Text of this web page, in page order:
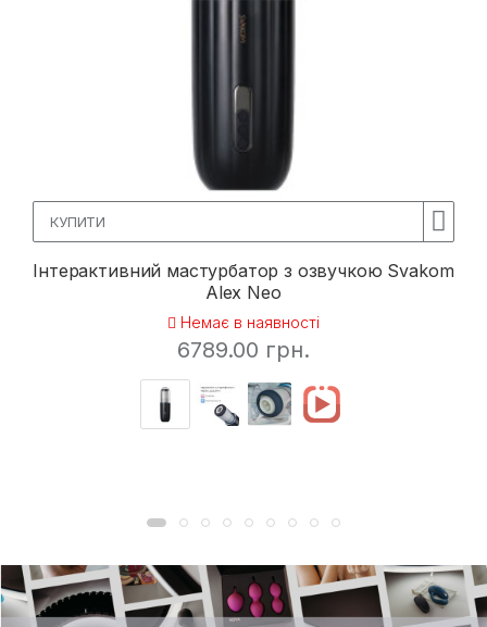
КУПИТИ
Інтерактивний мастурбатор з озвучкою Svakom
Alex Neo
Немає в наявності
6789.00 грн.